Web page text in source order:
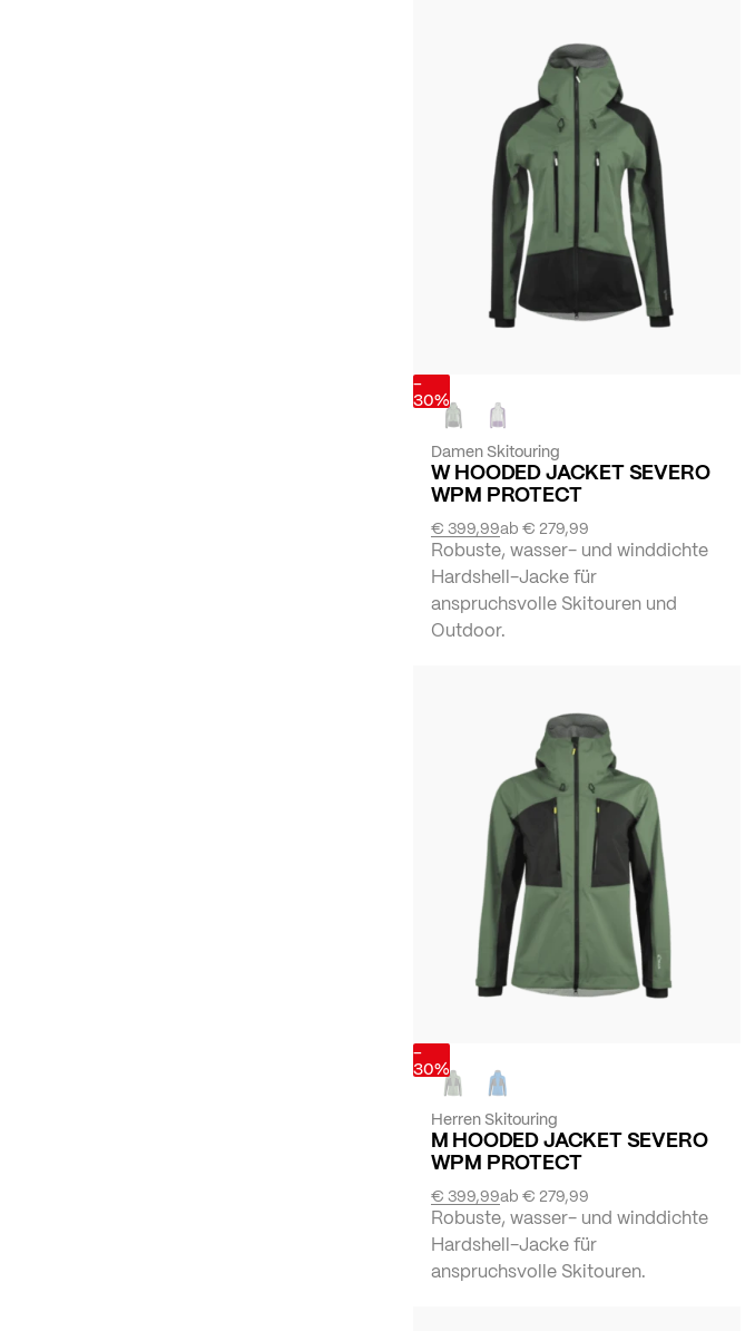
-
30%
Damen Skitouring
W HOODED JACKET SEVERO
WPM PROTECT
ab€ 279,99
€ 399,99
Robuste, wasser- und winddichte
Hardshell-Jacke für
anspruchsvolle Skitouren und
Outdoor.
-
30%
Herren Skitouring
M HOODED JACKET SEVERO
WPM PROTECT
ab€ 279,99
€ 399,99
Robuste, wasser- und winddichte
Hardshell-Jacke für
anspruchsvolle Skitouren.